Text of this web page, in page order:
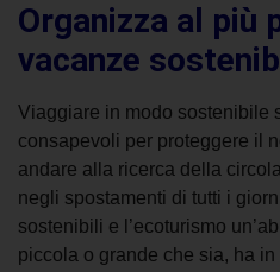
Organizza al più
vacanze
Viaggiare in modo sostenibile
consapevoli per proteggere il
andare alla ricerca della
negli spostamenti di tutti i
sostenibili e l’ecoturismo
piccola o grande che sia, ha